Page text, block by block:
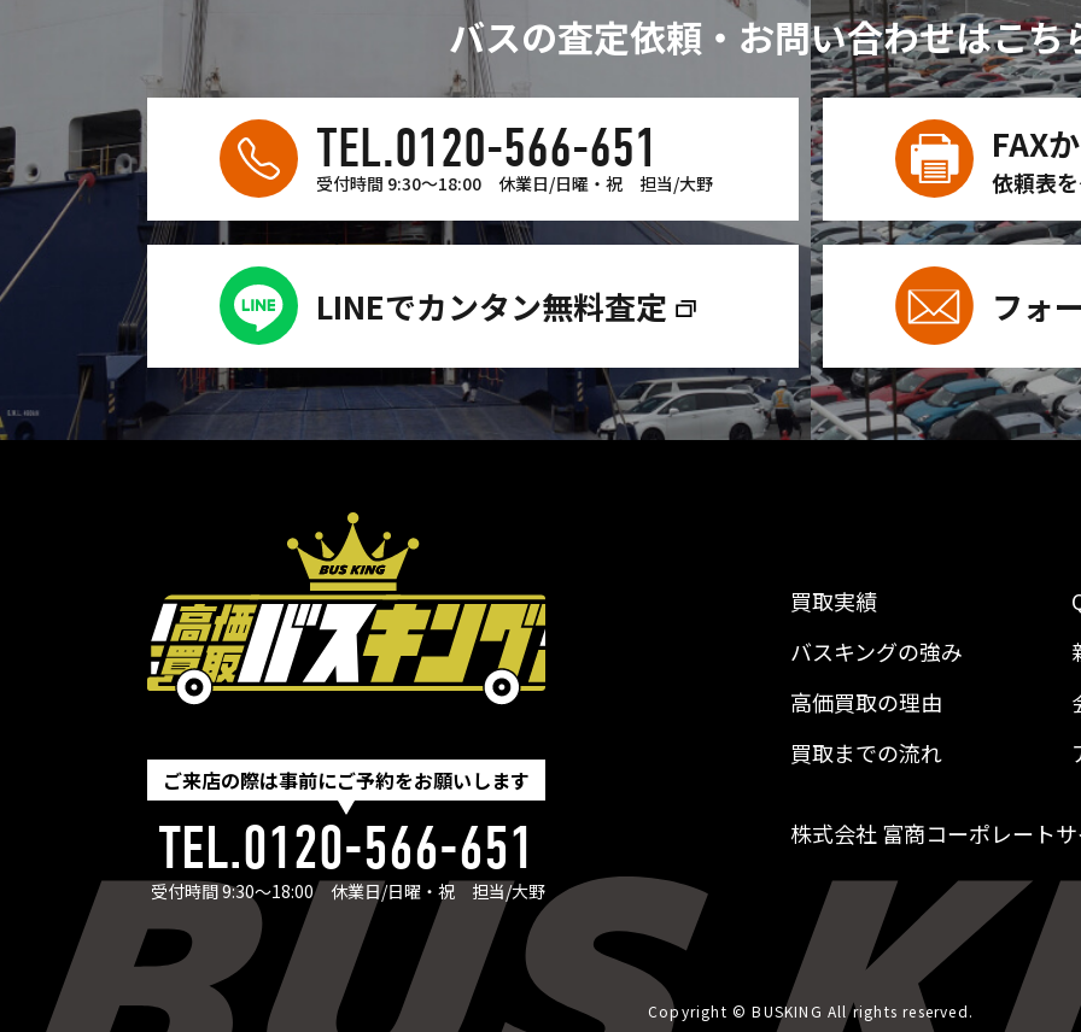
バスの査定依頼・お問い合わせはこち
TEL.0120-566-651
受付時間 9:30〜18:00 休業日/日曜・祝 担当/大野
FAX
依頼表
LINEでカンタン無料査定 フォ
ご来店の際は事前にご予約をお願いします
TEL.0120-566-651
受付時間 9:30〜18:00 休業日/日曜・祝 担当/大野
買取実績
バスキングの強み
高価買取の理由
買取までの流れ
株式会社 富商コーポレート
Copyright © BUSKING All rights reserved.